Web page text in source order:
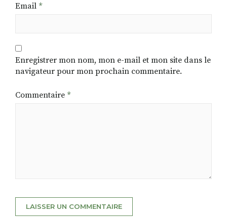
Email *
Enregistrer mon nom, mon e-mail et mon site dans le
navigateur pour mon prochain commentaire.
Commentaire *